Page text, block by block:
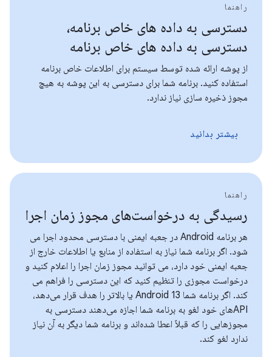
راهنما
دسترسی به داده های خاص برنامه،
دسترسی به داده های خاص برنامه
از پوشه ارائه شده توسط سیستم برای اطلاعات خاص برنامه
استفاده کنید. برنامه شما برای دسترسی به این پوشه به هیچ
مجوز ذخیره سازی نیاز ندارد.
بیشتر بدانید
راهنما
رسیدگی به درخواست‌های مجوز زمان اجرا
هر برنامه Android در جعبه ایمنی با دسترسی محدود اجرا می
شود. اگر برنامه شما نیاز به استفاده از منابع یا اطلاعات خارج از
جعبه ایمنی خود دارد، می توانید مجوز زمان اجرا را اعلام کنید و
درخواست مجوزی را تنظیم کنید که این دسترسی را فراهم می
کند. اگر برنامه شما Android 13 یا بالاتر را هدف قرار می‌دهد،
APIهای خود لغو به برنامه شما اجازه می‌دهند دسترسی به
مجوزهایی را که قبلاً اعطا شده‌اند و برنامه شما دیگر به آن نیاز
ندارد لغو کند.